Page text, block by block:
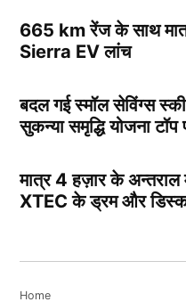
665 km रेंज के साथ
Sierra EV लांच
बदल गई स्मॉल सेविंग्स
सुकन्या समृद्धि योजना टॉप
मात्र 4 हज़ार के
XTEC के ड्रम और
Home